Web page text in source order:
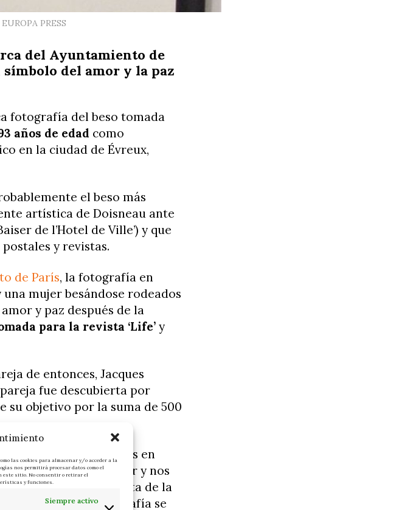
las cookies para almacenar y/o acceder a la
nos permitirá procesar datos como el
este sitio. No consentir o retirar el
y funciones.
Siempre activo
PRESS
del Ayuntamiento de
símbolo del amor y la paz
fotografía del beso tomada
años de edad como
en la ciudad de Évreux,
el beso más
artística de Doisneau ante
de l’Hotel de Ville’) y que
y revistas.
de París, la fotografía en
mujer besándose rodeados
y paz después de la
para la revista ‘Life’ y
de entonces, Jacques
fue descubierta por
su objetivo por la suma de 500
Nos besábamos en
estaba en el bar y nos
la protagonista de la
se separó y la fotografía se